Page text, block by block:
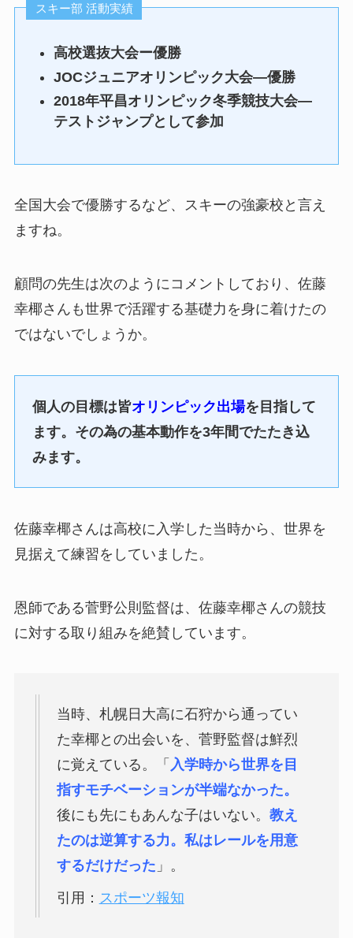
スキー部 活動実績
高校選抜大会ー優勝
JOCジュニアオリンピック大会―優勝
2018年平昌オリンピック冬季競技大会―
テストジャンプとして参加
全国大会で優勝するなど、スキーの強豪校と言え
ますね。
顧問の先生は次のようにコメントしており、佐藤
幸椰さんも世界で活躍する基礎力を身に着けたの
ではないでしょうか。
個人の目標は皆オリンピック出場を目指して
ます。その為の基本動作を3年間でたたき込
みます。
佐藤幸椰さんは高校に入学した当時から、世界を
見据えて練習をしていました。
恩師である菅野公則監督は、佐藤幸椰さんの競技
に対する取り組みを絶賛しています。
当時、札幌日大高に石狩から通ってい
た幸椰との出会いを、菅野監督は鮮烈
に覚えている。「 入学時から世界を目
指すモチベーションが半端なかった。
後にも先にもあんな子はいない。 教え
たのは逆算する力。私はレールを用意
するだけだった 」。
引用： スポーツ報知